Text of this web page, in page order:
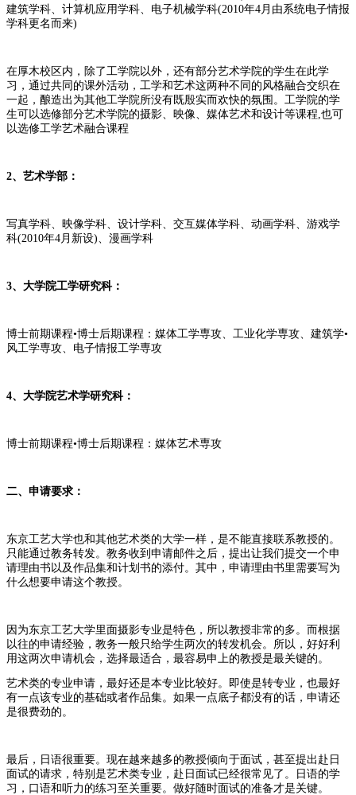
建筑学科、计算机应用学科、电子机械学科(2010年4月由系统电子情报
学科更名而来)
在厚木校区内，除了工学院以外，还有部分艺术学院的学生在此学
习，通过共同的课外活动，工学和艺术这两种不同的风格融合交织在
一起，酿造出为其他工学院所没有既殷实而欢快的氛围。工学院的学
生可以选修部分艺术学院的摄影、映像、媒体艺术和设计等课程,也可
以选修工学艺术融合课程
2、艺术学部：
写真学科、映像学科、设计学科、交互媒体学科、动画学科、游戏学
科(2010年4月新设)、漫画学科
3、大学院工学研究科：
博士前期课程•博士后期课程：媒体工学専攻、工业化学専攻、建筑学•
风工学専攻、电子情报工学専攻
4、大学院艺术学研究科：
博士前期课程•博士后期课程：媒体艺术専攻
二、申请要求：
东京工艺大学也和其他艺术类的大学一样，是不能直接联系教授的。
只能通过教务转发。教务收到申请邮件之后，提出让我们提交一个申
请理由书以及作品集和计划书的添付。其中，申请理由书里需要写为
什么想要申请这个教授。
因为东京工艺大学里面摄影专业是特色，所以教授非常的多。而根据
以往的申请经验，教务一般只给学生两次的转发机会。所以，好好利
用这两次申请机会，选择最适合，最容易申上的教授是最关键的。
艺术类的专业申请，最好还是本专业比较好。即使是转专业，也最好
有一点该专业的基础或者作品集。如果一点底子都没有的话，申请还
是很费劲的。
最后，日语很重要。现在越来越多的教授倾向于面试，甚至提出赴日
面试的请求，特别是艺术类专业，赴日面试已经很常见了。日语的学
习，口语和听力的练习至关重要。做好随时面试的准备才是关键。